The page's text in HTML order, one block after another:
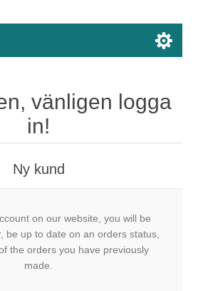
vänligen logga
in!
Ny kund
on our website, you will be
be up to date on an orders status,
the orders you have previously
made.